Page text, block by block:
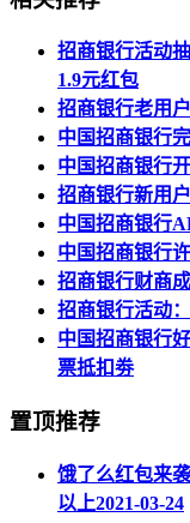
招商银行活动
1.9元红包
招商银行老用
中国招商银行
中国招商银行
招商银行新用
中国招商银行
中国招商银行
招商银行财商
招商银行活动
中国招商银行
票抵扣劵
置顶推荐
饿了么红包来
以上2021-03-24